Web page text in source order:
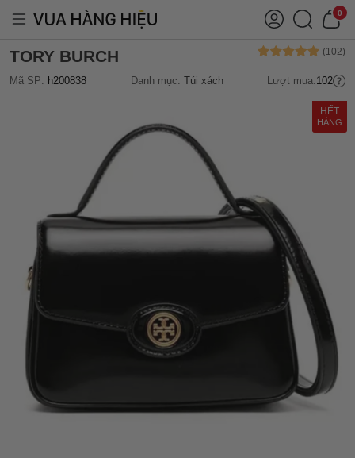
0
TORY BURCH
Mã SP: h200838 Danh mục: Túi xách Lượt mua:102
HẾT
HÀNG